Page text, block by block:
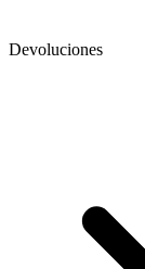
Devoluciones